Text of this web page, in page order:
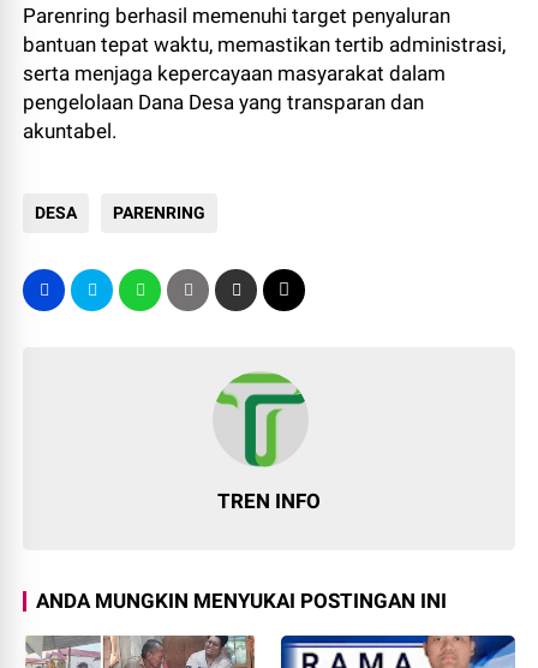
Parenring berhasil memenuhi target penyaluran
bantuan tepat waktu, memastikan tertib administrasi,
serta menjaga kepercayaan masyarakat dalam
pengelolaan Dana Desa yang transparan dan
akuntabel.
DESA PARENRING
TREN INFO
ANDA MUNGKIN MENYUKAI POSTINGAN INI